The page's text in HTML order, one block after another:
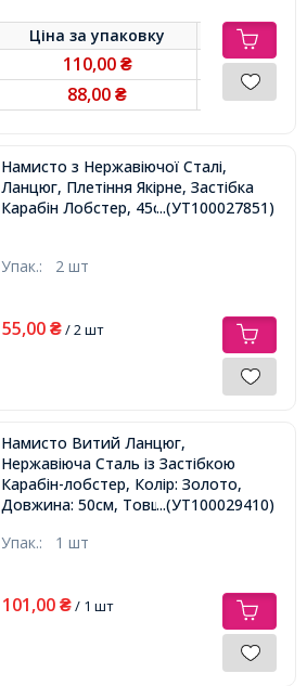
Ціна заупаковку
110,00 ₴
88,00₴
Намисто з Нержавіючої Сталі,
Ланцюг, Плетіння Якірне, Застібка
Карабін Лобстер, 45смх1.5мм,
...(УТ100027851)
Упак.: 2 шт
55,00 ₴/ 2 шт
Намисто Витий Ланцюг,
Нержавіюча Сталь із Застібкою
Карабін-лобстер, Колір: Золото,
Довжина: 50см, Товщина: 0.5мм,
...(УТ100029410)
Упак.: 1 шт
101,00 ₴/ 1 шт